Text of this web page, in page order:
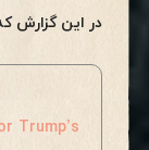
در این گزارش
Trump’s